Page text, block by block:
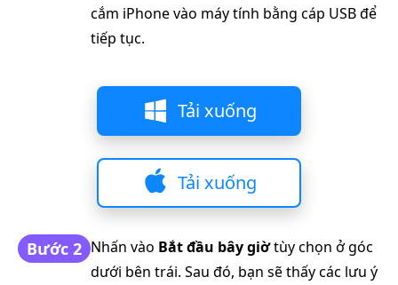
cắm iPhone vào máy tính bằng cáp USB để
tiếp tục.
Tải xuống
Tải xuống
Bước 2 Nhấn vào Bắt đầu bây giờtùy chọn ở góc
dưới bên trái. Sau đó, bạn sẽ thấy các lưu ý